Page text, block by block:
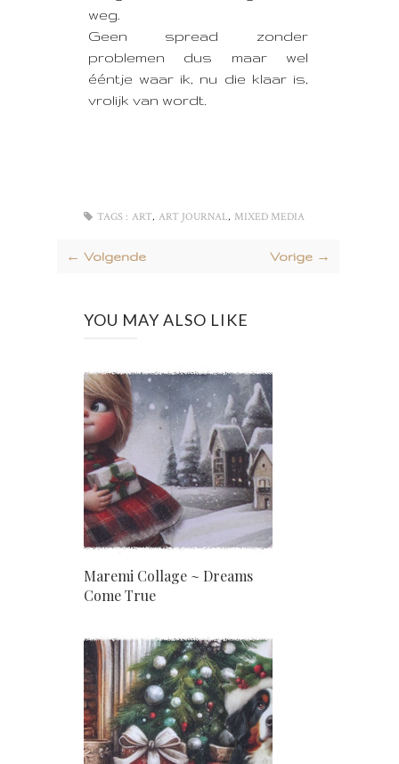
weg.
Geen spread zonder
problemen dus maar wel
ééntje waar ik, nu die klaar is,
vrolijk van wordt.
TAGS : ART, ART JOURNAL, MIXED MEDIA
← Volgende Vorige →
YOU MAY ALSO LIKE
Maremi Collage ~ Dreams
Come True